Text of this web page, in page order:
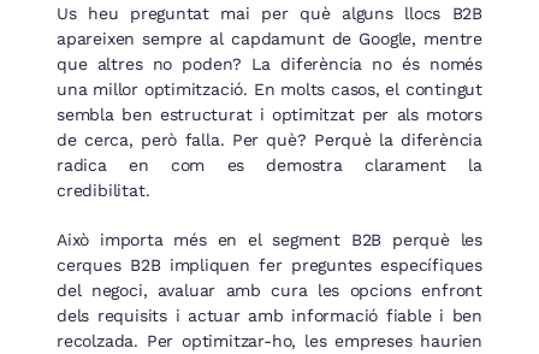
Us heu preguntat mai per què alguns llocs B2B
apareixen sempre al capdamunt de Google, mentre
que altres no poden? La diferència no és només
una millor optimització. En molts casos, el contingut
sembla ben estructurat i optimitzat per als motors
de cerca, però falla. Per què? Perquè la diferència
radica en com es demostra clarament la
credibilitat.
Això importa més en el segment B2B perquè les
cerques B2B impliquen fer preguntes específiques
del negoci, avaluar amb cura les opcions enfront
dels requisits i actuar amb informació fiable i ben
recolzada. Per optimitzar-ho, les empreses haurien